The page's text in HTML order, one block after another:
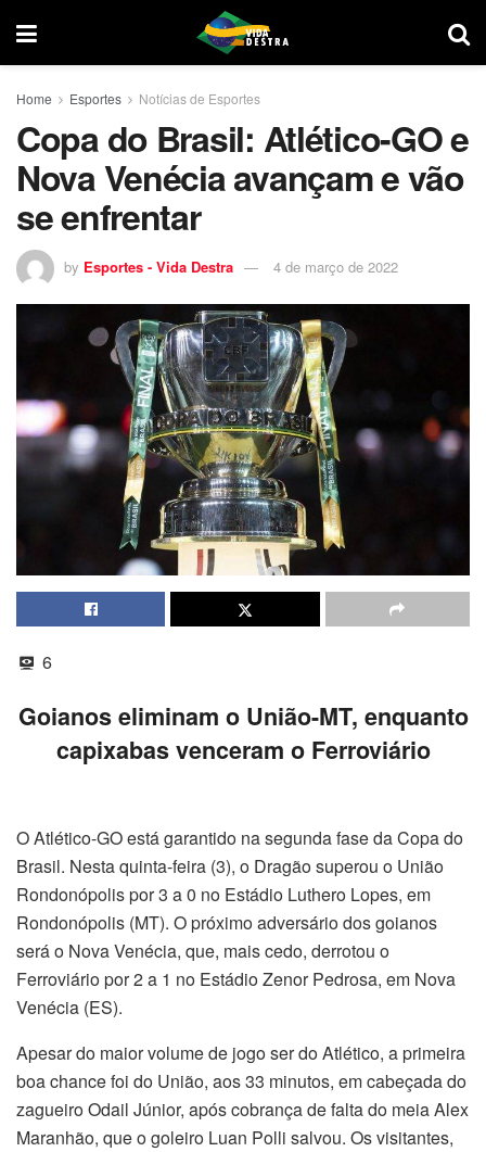
Home Esportes Notícias de Esportes
Copa do Brasil: Atlético-GO e
Nova Venécia avançam e vão
se enfrentar
by Esportes - Vida Destra 4 de março de 2022
6
Goianos eliminam o União-MT, enquanto
capixabas venceram o Ferroviário
O Atlético-GO está garantido na segunda fase da Copa do
Brasil. Nesta quinta-feira (3), o Dragão superou o União
Rondonópolis por 3 a 0 no Estádio Luthero Lopes, em
Rondonópolis (MT). O próximo adversário dos goianos
será o Nova Venécia, que, mais cedo, derrotou o
Ferroviário por 2 a 1 no Estádio Zenor Pedrosa, em Nova
Venécia (ES).
Apesar do maior volume de jogo ser do Atlético, a primeira
boa chance foi do União, aos 33 minutos, em cabeçada do
zagueiro Odail Júnior, após cobrança de falta do meia Alex
Maranhão, que o goleiro Luan Polli salvou. Os visitantes,